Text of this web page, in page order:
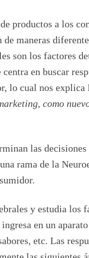
productos a los
maneras
son los factores
en buscar
lo cual nos explica
como
las
rama de la
y estudia los
en un
etc. Las